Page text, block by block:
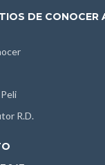
DE CONOCER
R.D.